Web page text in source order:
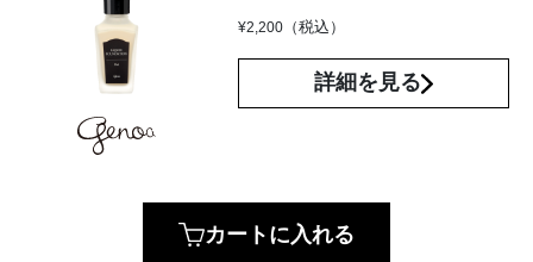
¥2,200 （税込）
詳細を見る
カートに入れる